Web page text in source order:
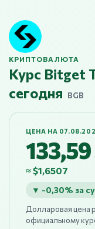
КРИПТОВАЛЮТА
Курс Bitget
сегодня
BGB
ЦЕНА НА
133,59
≈ $1,6507
▼ -0,30% за
Долларовая цена
официальному